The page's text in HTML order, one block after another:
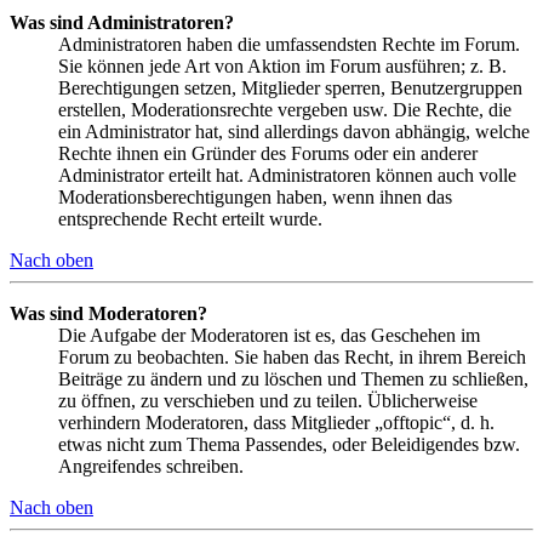
Was sind Administratoren?
Administratoren haben die umfassendsten Rechte im Forum.
Sie können jede Art von Aktion im Forum ausführen; z. B.
Berechtigungen setzen, Mitglieder sperren, Benutzergruppen
erstellen, Moderationsrechte vergeben usw. Die Rechte, die
ein Administrator hat, sind allerdings davon abhängig, welche
Rechte ihnen ein Gründer des Forums oder ein anderer
Administrator erteilt hat. Administratoren können auch volle
Moderationsberechtigungen haben, wenn ihnen das
entsprechende Recht erteilt wurde.
Nach oben
Was sind Moderatoren?
Die Aufgabe der Moderatoren ist es, das Geschehen im
Forum zu beobachten. Sie haben das Recht, in ihrem Bereich
Beiträge zu ändern und zu löschen und Themen zu schließen,
zu öffnen, zu verschieben und zu teilen. Üblicherweise
verhindern Moderatoren, dass Mitglieder „offtopic“, d. h.
etwas nicht zum Thema Passendes, oder Beleidigendes bzw.
Angreifendes schreiben.
Nach oben